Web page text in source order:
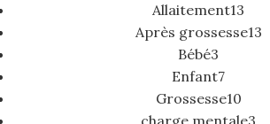
Allaitement13
Après grossesse13
Bébé3
Enfant7
Grossesse10
charge mentale3